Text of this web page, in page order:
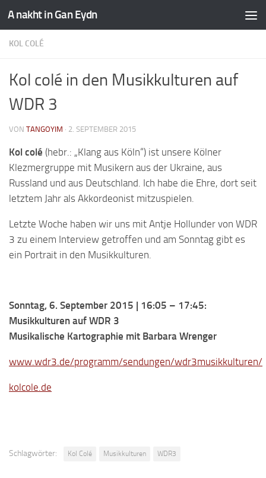
A nakht in Gan Eydn
KOL COLÉ
Kol colé in den Musikkulturen auf
WDR 3
VON TANGOYIM · 2. SEPTEMBER 2015
Kol colé (hebr.: „Klang aus Köln“) ist unsere Kölner
Klezmergruppe mit Musikern aus der Ukraine, aus
Russland und aus Deutschland. Ich habe die Ehre, dort seit
letztem Jahr als Akkordeonist mitzuspielen.
Letzte Woche haben wir uns mit Antje Hollunder von WDR
3 zu einem Interview getroffen und am Sonntag gibt es
ein Portrait in den Musikkulturen.
Sonntag, 6. September 2015 | 16:05 – 17:45:
Musikkulturen auf WDR 3
Musikalische Kartographie mit Barbara Wrenger
www.wdr3.de/programm/sendungen/wdr3musikkulturen/
kolcole.de
Schlagwörter: Kol Colé Musikkulturen WDR3